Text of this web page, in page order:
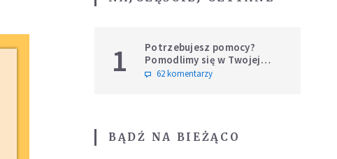
1
Potrzebujesz pomocy?
Pomodlimy się w Twojej
intencji
62 komentarzy
BĄDŹ NA BIEŻĄCO